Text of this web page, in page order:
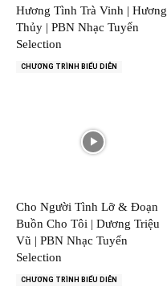
Hương Tình Trà Vinh | Hương
Thủy | PBN Nhạc Tuyển
Selection
CHƯƠNG TRÌNH BIỂU DIỄN
Cho Người Tình Lỡ & Đoạn
Buồn Cho Tôi | Dương Triệu
Vũ | PBN Nhạc Tuyển
Selection
CHƯƠNG TRÌNH BIỂU DIỄN